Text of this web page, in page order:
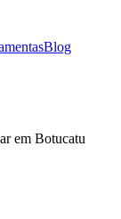
Blog
em Botucatu